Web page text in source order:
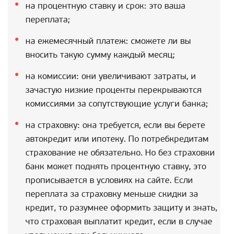
на процентную ставку и срок: это ваша
переплата;
на ежемесячный платеж: сможете ли вы
вносить такую сумму каждый месяц;
на комиссии: они увеличивают затраты, и
зачастую низкие проценты перекрываются
комиссиями за сопутствующие услуги банка;
на страховку: она требуется, если вы берете
автокредит или ипотеку. По потребкредитам
страхование не обязательно. Но без страховки
банк может поднять процентную ставку, это
прописывается в условиях на сайте. Если
переплата за страховку меньше скидки за
кредит, то разумнее оформить защиту и знать,
что страховая выплатит кредит, если в случае